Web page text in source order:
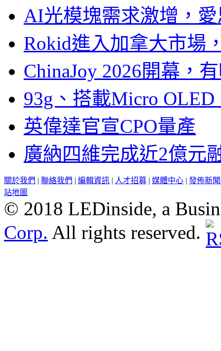
AI光模塊需求激增，
Rokid進入加拿大市場
ChinaJoy 2026開幕，
93g、搭載Micro
英偉達官宣CPO量產
廣納四維完成近2億元
關於我們 | 聯絡我們 | 編輯資訊 | 人才招募 | 媒體中心 | 發佈新
站地圖
© 2018 LEDinside, a
Corp. All rights reserved.